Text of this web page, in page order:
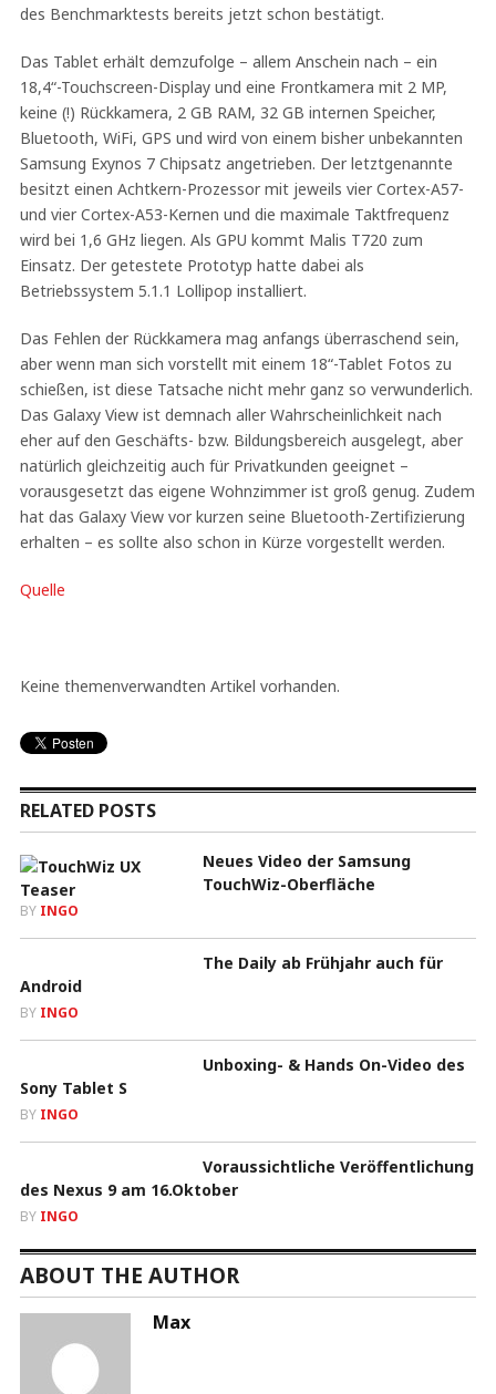
des Benchmarktests bereits jetzt schon bestätigt.
Das Tablet erhält demzufolge – allem Anschein nach – ein
18,4“-Touchscreen-Display und eine Frontkamera mit 2 MP,
keine (!) Rückkamera, 2 GB RAM, 32 GB internen Speicher,
Bluetooth, WiFi, GPS und wird von einem bisher unbekannten
Samsung Exynos 7 Chipsatz angetrieben. Der letztgenannte
besitzt einen Achtkern-Prozessor mit jeweils vier Cortex-A57-
und vier Cortex-A53-Kernen und die maximale Taktfrequenz
wird bei 1,6 GHz liegen. Als GPU kommt Malis T720 zum
Einsatz. Der getestete Prototyp hatte dabei als
Betriebssystem 5.1.1 Lollipop installiert.
Das Fehlen der Rückkamera mag anfangs überraschend sein,
aber wenn man sich vorstellt mit einem 18“-Tablet Fotos zu
schießen, ist diese Tatsache nicht mehr ganz so verwunderlich.
Das Galaxy View ist demnach aller Wahrscheinlichkeit nach
eher auf den Geschäfts- bzw. Bildungsbereich ausgelegt, aber
natürlich gleichzeitig auch für Privatkunden geeignet –
vorausgesetzt das eigene Wohnzimmer ist groß genug. Zudem
hat das Galaxy View vor kurzen seine Bluetooth-Zertifizierung
erhalten – es sollte also schon in Kürze vorgestellt werden.
Quelle
Keine themenverwandten Artikel vorhanden.
RELATED POSTS
Neues Video der Samsung
TouchWiz-Oberfläche
BY INGO
The Daily ab Frühjahr auch für
Android
BY INGO
Unboxing- & Hands On-Video des
Sony Tablet S
BY INGO
Voraussichtliche Veröffentlichung
des Nexus 9 am 16.Oktober
BY INGO
ABOUT THE AUTHOR
Max